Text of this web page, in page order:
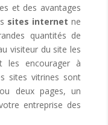
et des avantages
sites internet ne
quantités de
visiteur du site les
les encourager à
sites vitrines sont
deux pages, un
entreprise des